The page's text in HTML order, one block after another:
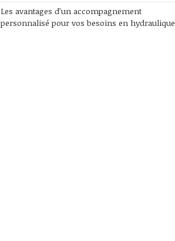
Les avantages d’un accompagnement
personnalisé pour vos besoins en hydraulique